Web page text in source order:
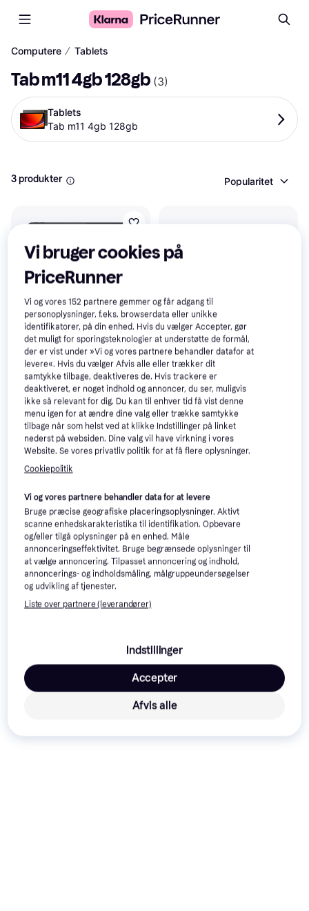
Computere ∕ Tablets
Tab m11 4gb 128gb (3)
Tablets
Tab m11 4gb 128gb
3 produkter Popularitet
Lenovo Tab M11 4GB
128GB WIFI 11" (2023)
Luna Grey
4.5
11", Android 13
1.507 kr.1.658 kr.
Eller 3 betalinger af 502 kr.
9+ butikker
Lenovo Tab M11 Mediatek
128 GB 27,9 cm (11") 4 GB
Wi-Fi 5 (802.11ac) Android 13
Grå
2.038 kr.
Gå til Kontor Syd
Lenovo Lenovo Tab M11
ZADA 11" 128GB 4GB Grey
3.559 kr.
SMVKT
Vi bruger cookies på
PriceRunner
Vi og vores152 partnere gemmer og får adgang til
personoplysninger, f.eks. browserdata eller unikke
identifikatorer, på din enhed. Hvis du vælger Accepter, gør
det muligt for sporingsteknologier at understøtte de formål,
der er vist under »Vi og vores partnere behandler datafor at
levere«. Hvis du vælger Afvis alle eller trækker dit
samtykke tilbage, deaktiveres de. Hvis trackere er
deaktiveret, er noget indhold og annoncer, du ser, muligvis
ikke så relevant for dig. Du kan til enhver tid få vist denne
menu igen for at ændre dine valg eller trække samtykke
tilbage når som helst ved at klikke Indstillinger på linket
nederst på websiden. Dine valg vil have virkning i vores
Website. Se vores privatliv politik for at få flere oplysninger.
Cookiepolitik
Vi og vores partnere behandler data for at levere
Bruge præcise geografiske placeringsoplysninger. Aktivt
scanne enhedskarakteristika til identifikation. Opbevare
og/eller tilgå oplysninger på en enhed. Måle
annonceringseffektivitet. Bruge begrænsede oplysninger til
at vælge annoncering. Tilpasset annoncering og indhold,
annoncerings- og indholdsmåling, målgruppeundersøgelser
og udvikling af tjenester.
Liste over partnere (leverandører)
Indstillinger
Afvis alle
Accepter